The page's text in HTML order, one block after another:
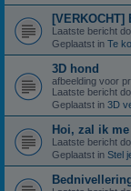
Laatste bericht
Geplaatst in Te
3D hond
afbeelding voor
Laatste bericht
Geplaatst in 3D
Hoi, zal ik
Laatste bericht
Geplaatst in Stel